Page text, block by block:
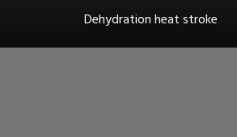
Dehydration heat stroke